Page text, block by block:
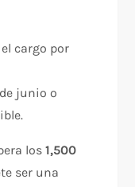
cargo por
junio o
los1,500
ser una